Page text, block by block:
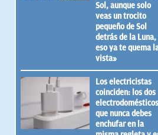
Sol, aunque solo
veas un trocito
pequeño de Sol
detrás de la Luna,
eso ya te quema
vista»
Los electricistas
coinciden: los dos
electrodomésticos
que nunca debes
enchufar en la